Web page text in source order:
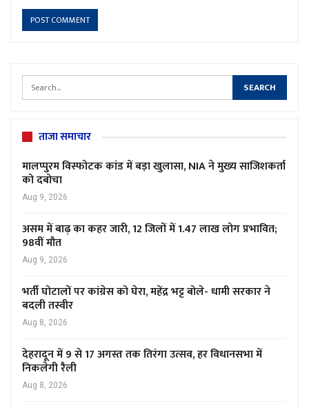
ताजा समाचार
मालप्पुरम विस्फोटक कांड में बड़ा खुलासा, NIA ने मुख्य साजिशकर्ता
को दबोचा
Aug 9, 2026
असम में बाढ़ का कहर जारी, 12 जिलों में 1.47 लाख लोग प्रभावित;
98वीं मौत
Aug 9, 2026
भर्ती घोटालों पर कांग्रेस को घेरा, महेंद्र भट्ट बोले- धामी सरकार ने
बदली तस्वीर
Aug 8, 2026
देहरादून में 9 से 17 अगस्त तक तिरंगा उत्सव, हर विधानसभा में
निकलेगी रैली
Aug 8, 2026